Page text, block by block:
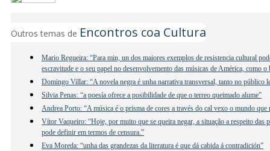
Outros temas de Encontros coa Cultura
Mario Regueira: “Para min, un dos maiores exemplos de resistencia cultural
escravitude e o seu papel no desenvolvemento das músicas de América, como o
Domingo Villar: “A novela negra é unha narrativa transversal, tanto no público
Silvia Penas: “a poesía ofrece a posibilidade de que o terreo queimado alume”
Andrea Porto: “A música é o prisma de cores a través do cal vexo o mundo que
Vítor Vaqueiro: “Hoje, por muito que se queira negar, a situação a respeito das
pode definir em termos de censura.”
Eva Moreda: “unha das grandezas da literatura é que dá cabida á contradición”